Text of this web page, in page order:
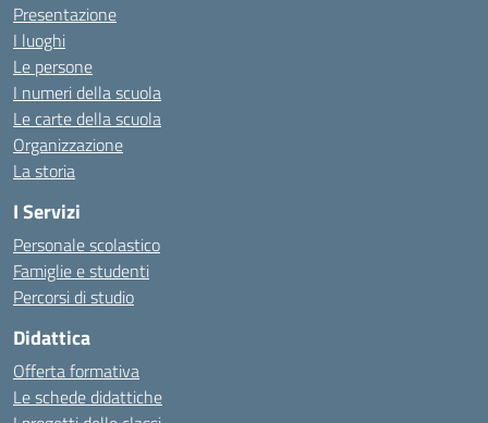
Presentazione
I luoghi
Le persone
I numeri della scuola
Le carte della scuola
Organizzazione
La storia
I Servizi
Personale scolastico
Famiglie e studenti
Percorsi di studio
Didattica
Offerta formativa
Le schede didattiche